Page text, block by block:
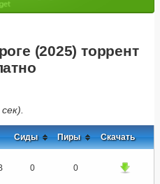
(2025) торрент
Сиды Пиры Скачать
0 0